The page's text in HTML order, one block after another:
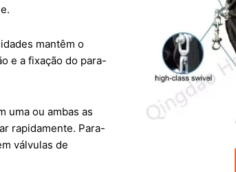
mantêm o
e a fixação do para-
uma ou ambas as
rapidamente. Para-
válvulas de